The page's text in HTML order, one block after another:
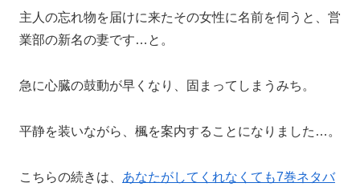
主人の忘れ物を届けに来たその女性に名前を伺うと、営
業部の新名の妻です…と。
急に心臓の鼓動が早くなり、固まってしまうみち。
平静を装いながら、楓を案内することになりました…。
こちらの続きは、 あなたがしてくれなくても7巻ネタバ